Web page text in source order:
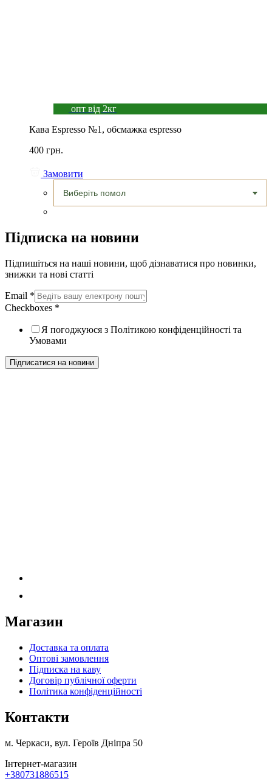
опт від 2кг
Кава Espresso №1, обсмажка espresso
400 грн.
Замовити
Підписка на новини
Підпишіться на наші новини, щоб дізнаватися про новинки,
знижки та нові статті
Email *
Checkboxes *
Я погоджуюся з Політикою конфіденційності та
Умовами
Підписатися на новини
Магазин
Доставка та оплата
Оптові замовлення
Підписка на каву
Договір публічної оферти
Політика конфіденційності
Контакти
м. Черкаси, вул. Героїв Дніпра 50
Інтернет-магазин
+380731886515